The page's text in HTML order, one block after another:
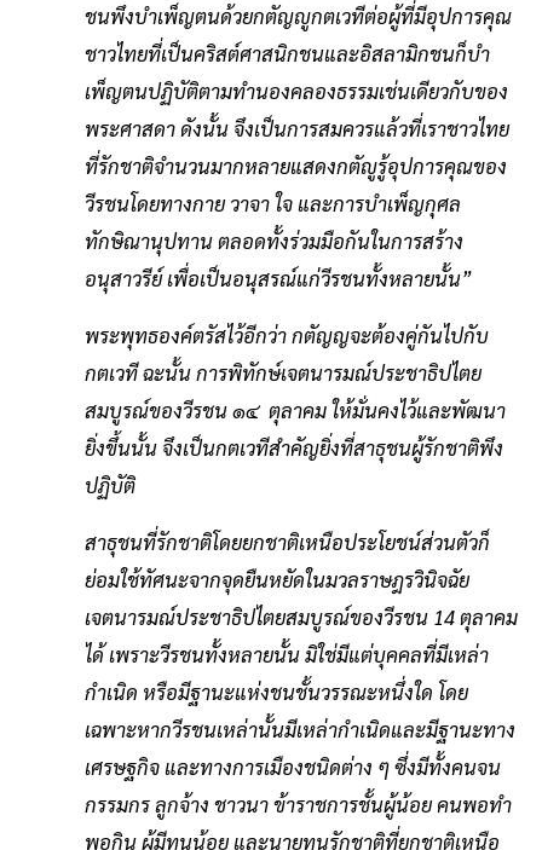
ชนพึงบําเพ็ญตนด้วยกตัญญูกตเวทีต่อผู้ที่มีอุปการคุณ
ชาวไทยที่เป็นคริสต์ศาสนิกชนและอิสลามิกชนก็บํา
เพ็ญตนปฏิบัติตามทํานองคลองธรรมเช่นเดียวกับของ
พระศาสดา ดังนั้น จึงเป็นการสมควรแล้วที่เราชาวไทย
ที่รักชาติจํานวนมากหลายแสดงกตัญูรู้อุปการคุณของ
วีรชนโดยทางกาย วาจา ใจ และการบําเพ็ญกุศล
ทักษิณานุปทาน ตลอดทั้งร่วมมือกันในการสร้าง
อนุสาวรีย์ เพื่อเป็นอนุสรณ์แก่วีรชนทั้งหลายนั้น”
พระพุทธองค์ตรัสไว้อีกว่า กตัญญจะต้องคู่กันไปกับ
กตเวที ฉะนั้น การพิทักษ์เจตนารมณ์ประชาธิปไตย
สมบูรณ์ของวีรชน ๑๔ ตุลาคม ให้มั่นคงไว้และพัฒนา
ยิ่งขึ้นนั้น จึงเป็นกตเวทีสําคัญยิ่งที่สาธุชนผู้รักชาติพึง
ปฏิบัติ
สาธุชนที่รักชาติโดยยกชาติเหนือประโยชน์ส่วนตัวก็
ย่อมใช้ทัศนะจากจุดยืนหยัดในมวลราษฎรวินิจฉัย
เจตนารมณ์ประชาธิปไตยสมบูรณ์ของวีรชน 14 ตุลาคม
ได้ เพราะวีรชนทั้งหลายนั้น มิใช่มีแต่บุคคลที่มีเหล่า
กําเนิด หรือมีฐานะแห่งชนชั้นวรรณะหนึ่งใด โดย
เฉพาะหากวีรชนเหล่านั้นมีเหล่ากําเนิดและมีฐานะทาง
เศรษฐกิจ และทางการเมืองชนิดต่าง ๆ ซึ่งมีทั้งคนจน
กรรมกร ลูกจ้าง ชาวนา ข้าราชการชั้นผู้น้อย คนพอทํา
พอกิน ผู้มีทุนน้อย และนายทุนรักชาติที่ยกชาติเหนือ